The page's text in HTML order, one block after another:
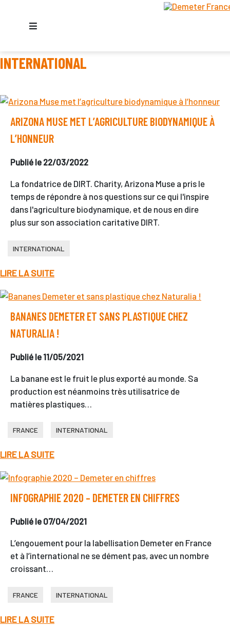
INTERNATIONAL
ARIZONA MUSE MET L’AGRICULTURE BIODYNAMIQUE À
L’HONNEUR
Publié le 22/03/2022
La fondatrice de DIRT. Charity, Arizona Muse a pris le
temps de répondre à nos questions sur ce qui l'inspire
dans l'agriculture biodynamique, et de nous en dire
plus sur son association caritative DIRT.
INTERNATIONAL
LIRE LA SUITE
BANANES DEMETER ET SANS PLASTIQUE CHEZ
NATURALIA !
Publié le 11/05/2021
La banane est le fruit le plus exporté au monde. Sa
production est néanmoins très utilisatrice de
matières plastiques…
FRANCE INTERNATIONAL
LIRE LA SUITE
INFOGRAPHIE 2020 – DEMETER EN CHIFFRES
Publié le 07/04/2021
L’engouement pour la labellisation Demeter en France
et à l’international ne se dément pas, avec un nombre
croissant…
FRANCE INTERNATIONAL
LIRE LA SUITE